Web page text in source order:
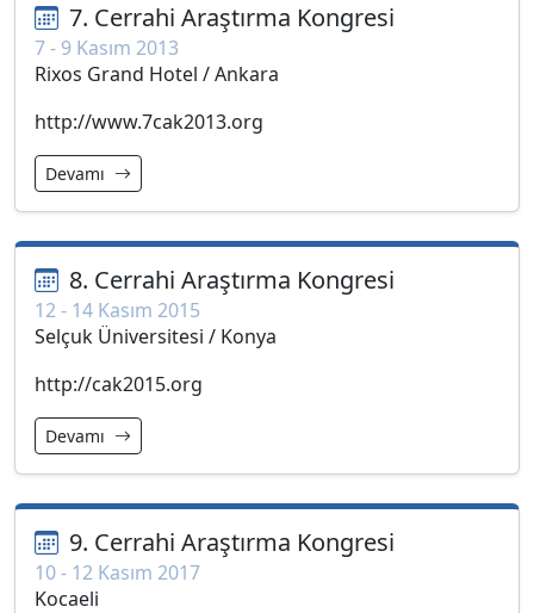
7. Cerrahi Araştırma Kongresi
7 - 9 Kasım 2013
Rixos Grand Hotel / Ankara
http://www.7cak2013.org
Devamı
8. Cerrahi Araştırma Kongresi
12 - 14 Kasım 2015
Selçuk Üniversitesi / Konya
http://cak2015.org
Devamı
9. Cerrahi Araştırma Kongresi
10 - 12 Kasım 2017
Kocaeli